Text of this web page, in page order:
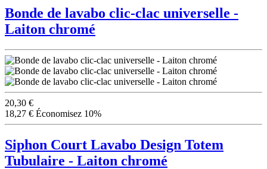
Bonde de lavabo clic-clac universelle -
Laiton chromé
20,30 €
18,27 € Économisez 10%
Siphon Court Lavabo Design Totem
Tubulaire - Laiton chromé